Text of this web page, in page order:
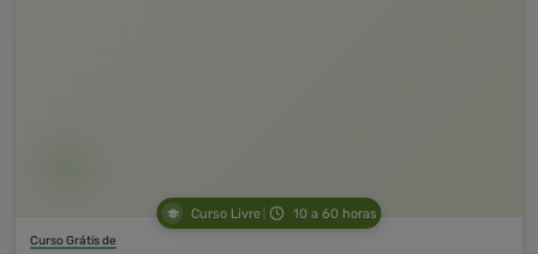
Curso Livre 10 a 60 horas
Curso Grátis de